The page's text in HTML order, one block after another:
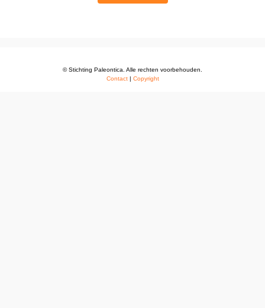
© Stichting Paleontica. Alle rechten voorbehouden.
Contact| Copyright